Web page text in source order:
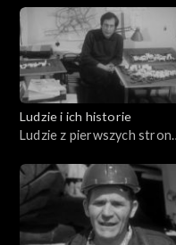
Ludzie i ich historie
Ludzie z pierwszych stron